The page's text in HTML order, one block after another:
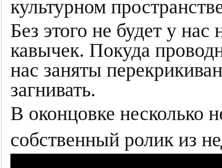
культурном
Без этого не будет у
кавычек. Покуда
нас заняты
загнивать.
В оконцовке несколько
собственный ролик из